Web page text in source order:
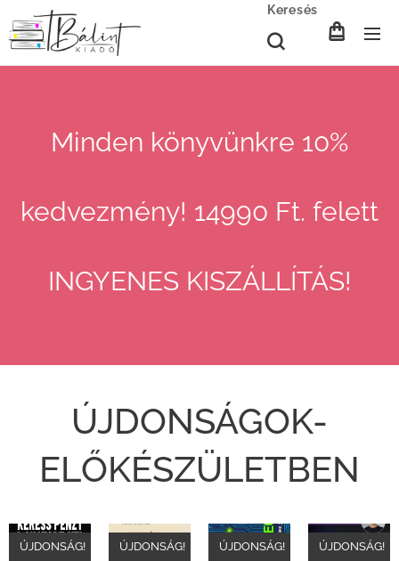
Keresés
Minden könyvünkre 10%
kedvezmény! 14990 Ft. felett
INGYENES KISZÁLLÍTÁS!
ÚJDONSÁGOK-
ELŐKÉSZÜLETBEN
ÚJDONSÁG! ÚJDONSÁG! ÚJDONSÁG! ÚJDONSÁG!